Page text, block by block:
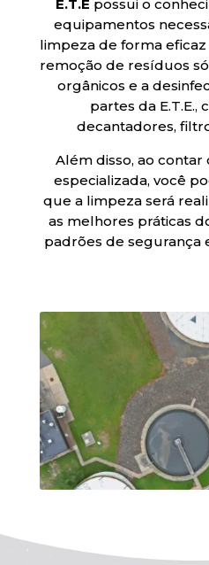
E.T.E possui o
equipamentos
limpeza de forma eficaz
remoção de resíduos
orgânicos e a
partes da E.T.E.,
decantadores,
Além disso, ao
especializada, você
que a limpeza será
as melhores práticas
padrões de segurança